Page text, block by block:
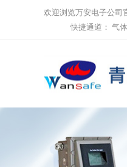
欢迎浏览万安电子公司
快捷通道： 气